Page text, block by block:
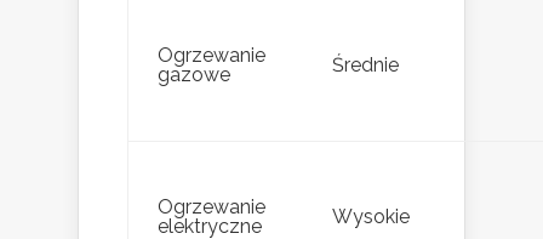
Ogrzewanie
gazowe
Średnie
Ogrzewanie
elektryczne
Wysokie